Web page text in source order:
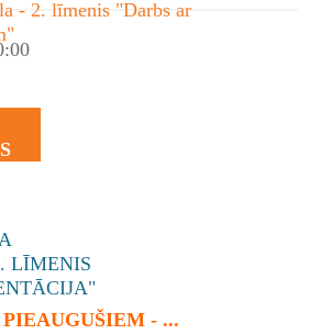
- 2. līmenis "Darbs ar
- ...